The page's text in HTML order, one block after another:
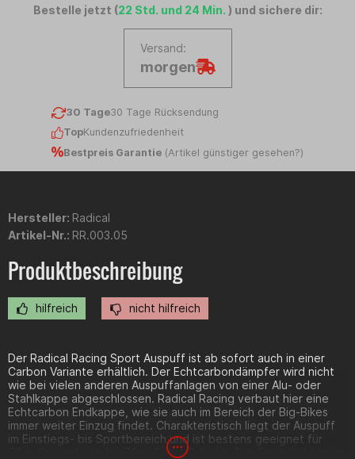
Bestelle jetzt (22 Std. und 24 Min. ) und sichere dir:
Versand:
morgen
30 Tage30 Tage Rücksendung
TopKundenzufriedenheit
Bestpreis Garantie (Artikel günstiger gesehen?)
Hersteller: Radical
Artikel-Nr.: RR.003.05
Produktbeschreibung
hilfreich nicht hilfreich
Der Radical Racing Sport Auspuff ist ab sofort auch in einer
Carbon Variante erhältlich. Der Echtcarbondämpfer wird nicht
wie bei vielen anderen Auspuffanlagen von einer Alu- oder
Stahlkappe abgeschlossen. Radical Racing verbaut hier eine
Echtcarbon Endkappe, wie sie auch im Bereich der Big-Bikes
immer weiter Einzug findet. Charakteristisch liegt der Auspuff
im Einstiegs- bis Sportbereich und ist bestens geeignet für
50cc Originalzylinder-70cc Sport Zylinder. Der Sound ist kernig